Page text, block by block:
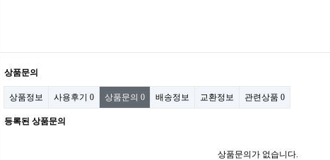
상품문의
상품정보 사용후기 0 상품문의 0 배송정보 교환정보 관련상품 0
등록된 상품문의
상품문의가 없습니다.